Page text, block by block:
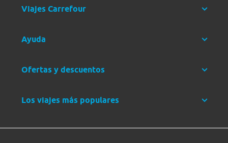
Viajes Carrefour
Ayuda
Ofertas y descuentos
Los viajes más populares